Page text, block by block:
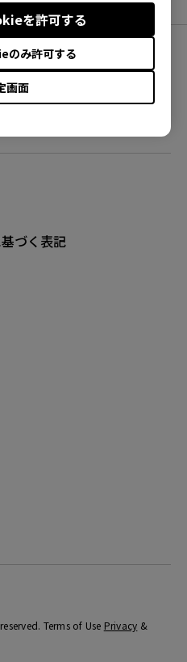
画面
のみ許可する
を許可する
(L), FK1-B RED V2 (L),
(L), FK2 (M), FK2 WHITE
V2 (M), FK2-B WHITE
S1 (M), S1 DIVINA BLUE
S1 RED V2 (M), S1
(S), S2 DIVINA BLUE
RED V2 (S), S2
U2 (M), U2-DW,
ZA11-B (L), ZA11-B
(M), ZA12-C (M),
ZA13-B (S), ZA13-B
DW
づく表記
Terms of Use Privacy &